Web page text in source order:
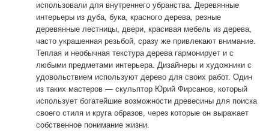
использовали для внутреннего убранства. Деревянные
интерьеры из дуба, бука, красного дерева, резные
деревянные лестницы, двери, красивая мебель из дерева,
часто украшенная резьбой, сразу же привлекают внимание.
Теплая и необычная текстура дерева гармонирует и с
любыми предметами интерьера. Дизайнеры и художники с
удовольствием используют дерево для своих работ. Один
из таких мастеров — скульптор Юрий Фирсанов, который
использует богатейшие возможности древесины для поиска
своего стиля и круга образов, через которые он выражает
собственное понимание жизни.